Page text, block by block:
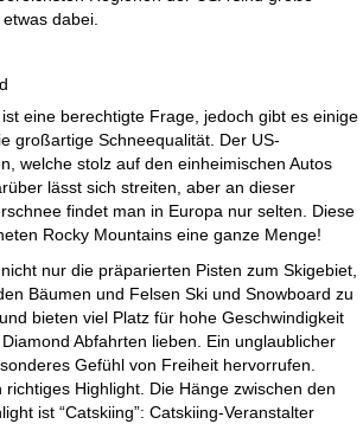
dabei.
eine berechtigte Frage, jedoch gibt es einige
großartige Schneequalität. Der US-
welche stolz auf den einheimischen Autos
lässt sich streiten, aber an dieser
findet man in Europa nur selten. Diese
Rocky Mountains eine ganze Menge!
nur die präparierten Pisten zum Skigebiet,
Bäumen und Felsen Ski und Snowboard zu
bieten viel Platz für hohe Geschwindigkeit
Abfahrten lieben. Ein unglaublicher
Gefühl von Freiheit hervorrufen.
Highlight. Die Hänge zwischen den
ist “Catskiing”: Catskiing-Veranstalter